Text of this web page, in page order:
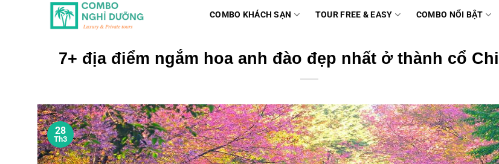
COMBO KHÁCH SẠN TOUR FREE & EASY COMBO NỔI BẬT
7+ địa điểm ngắm hoa anh đào đẹp nhất ở thành cổ
28
Th3